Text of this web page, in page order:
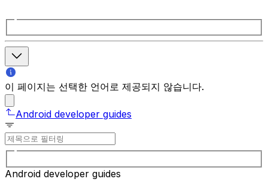
이 페이지는 선택한 언어로 제공되지 않습니다.
Android developer guides
Android developer guides